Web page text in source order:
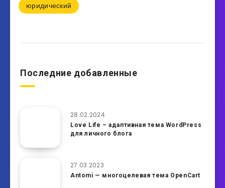
юридический
Последние добавленные
28.02.2024
Love Life – адаптивная тема WordPress
для личного блога
27.03.2023
Antomi — многоцелевая тема OpenCart